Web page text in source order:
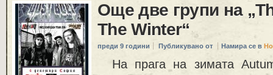
Още две групи на
The Winter“
преди 9 години Публикувано от Намира се в
На прага на зимата